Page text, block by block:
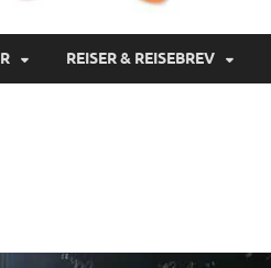
REISER & REISEBREV